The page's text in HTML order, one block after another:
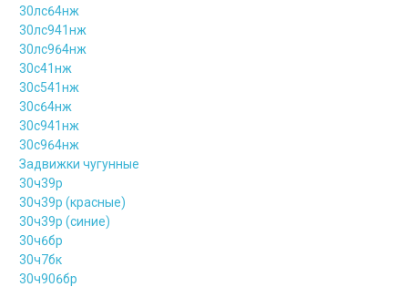
30лс64нж
30лс941нж
30лс964нж
30с41нж
30с541нж
30с64нж
30с941нж
30с964нж
Задвижки чугунные
30ч39р
30ч39р (красные)
30ч39р (синие)
30ч6бр
30ч7бк
30ч906бр